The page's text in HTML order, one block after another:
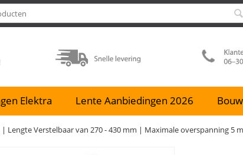
Elektra Lente Aanbiedingen 2026
Lengte Verstelbaar van 270 - 430 mm | Maximale overspanning 5